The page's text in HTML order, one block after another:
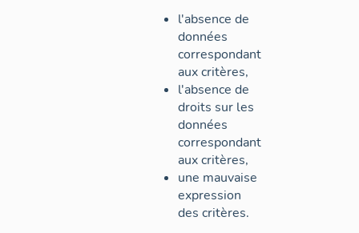
l'absence de
données
correspondant
aux critères,
l'absence de
droits sur les
données
correspondant
aux critères,
une mauvaise
expression
des critères.